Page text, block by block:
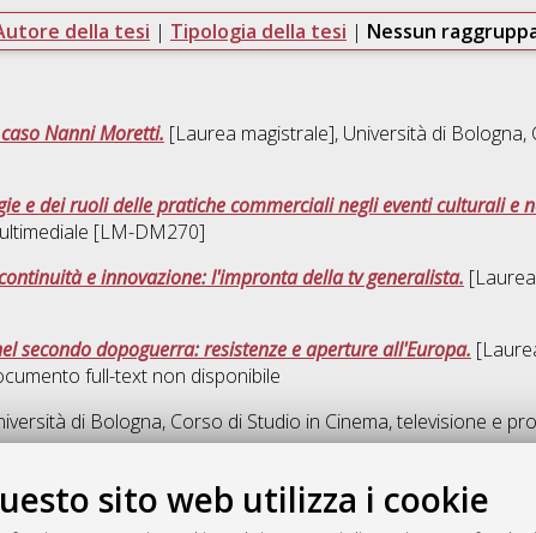
sito web utilizza i cookie
della tesi | Tipologia della tesi | Nessun
Nanni Moretti. [Laurea magistrale], Università di Bologna,
e dei ruoli delle pratiche commerciali negli eventi culturali e
[LM-DM270]
e innovazione: l'impronta della tv generalista.
secondo dopoguerra: resistenze e aperture all'Europa.
full-text non disponibile
di Bologna, Corso di Studio in Cinema, televisione e